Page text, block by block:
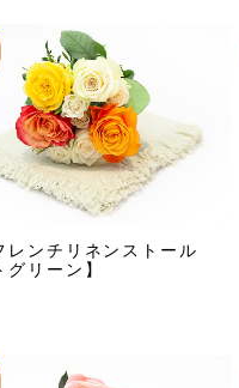
レンチリネンストール
グリーン】